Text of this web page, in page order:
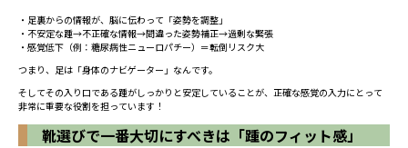
・足裏からの情報が、脳に伝わって「姿勢を調整」
・不安定な踵→不正確な情報→間違った姿勢補正→過剰な緊張
・感覚低下（例：糖尿病性ニューロパチー）＝転倒リスク大
つまり、足は「身体のナビゲーター」なんです。
そしてその入り口である踵がしっかりと安定していることが、正確な感覚の入力にとって
非常に重要な役割を担っています！
靴選びで一番大切にすべきは「踵のフィット感」